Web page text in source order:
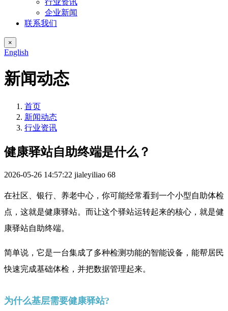
行业资讯
企业新闻
联系我们
×
English
新闻动态
首页
新闻动态
行业资讯
健康驿站自助终端是什么？
2026-05-26 14:57:22 jialeyiliao 68
在社区、银行、养老中心，你可能经常看到一个小型自助体检
点，这就是健康驿站。而让这个驿站运转起来的核心，就是健
康驿站自助终端。
简单说，它是一台集成了多种检测功能的智能设备，能帮居民
快速完成基础体检，并把数据管理起来。
为什么基层需要健康驿站?